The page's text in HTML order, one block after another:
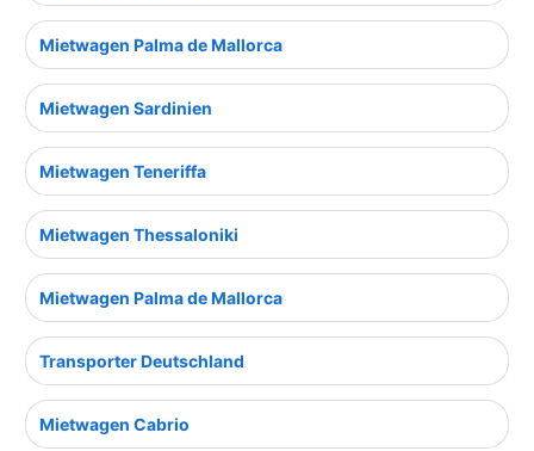
Mietwagen Palma de Mallorca
Mietwagen Sardinien
Mietwagen Teneriffa
Mietwagen Thessaloniki
Mietwagen Palma de Mallorca
Transporter Deutschland
Mietwagen Cabrio